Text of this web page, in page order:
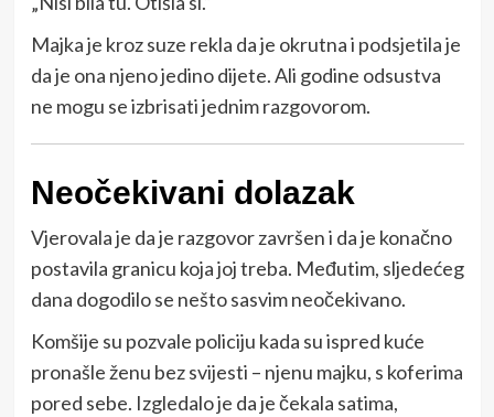
Majka je kroz suze rekla da je okrutna i podsjetila je
da je ona njeno jedino dijete. Ali godine odsustva
ne mogu se izbrisati jednim razgovorom.
Neočekivani dolazak
Vjerovala je da je razgovor završen i da je konačno
postavila granicu koja joj treba. Međutim, sljedećeg
dana dogodilo se nešto sasvim neočekivano.
Komšije su pozvale policiju kada su ispred kuće
pronašle ženu bez svijesti – njenu majku, s koferima
pored sebe. Izgledalo je da je čekala satima,